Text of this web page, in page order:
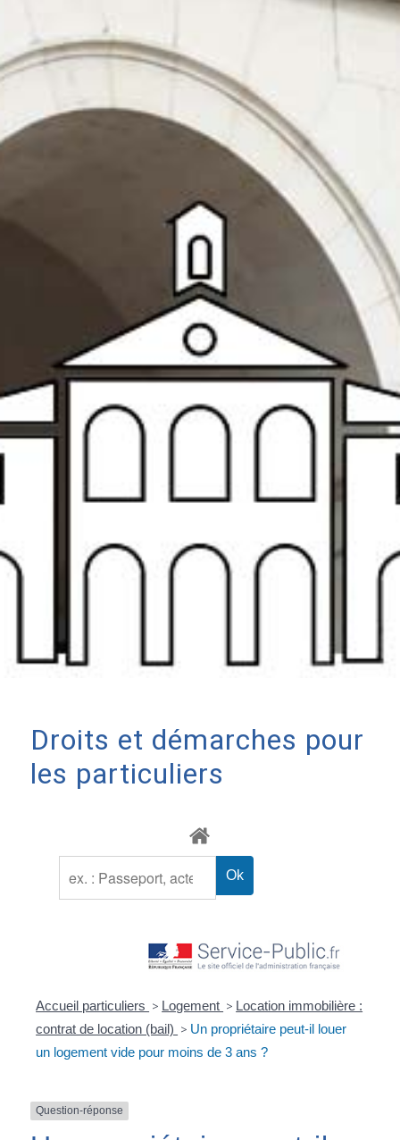
Droits et démarches pour
les particuliers
Accueil particuliers > Logement > Location immobilière :
contrat de location (bail) > Un propriétaire peut-il louer
un logement vide pour moins de 3 ans ?
Question-réponse